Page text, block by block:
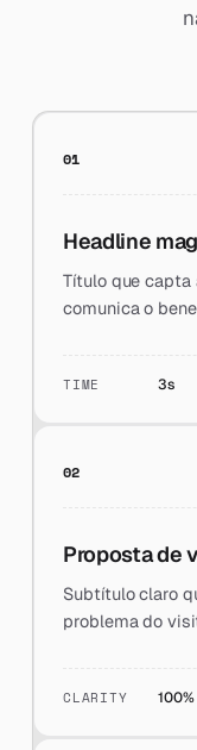
01
Headline
Título que capta
comunica o
TIME 3s
02
Proposta de
Subtítulo claro
problema do
CLARITY 100%